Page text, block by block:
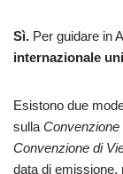
Sì. Per guidare in
internazionale
Esistono due
sulla Convenzione
Convenzione di
data di emissione,